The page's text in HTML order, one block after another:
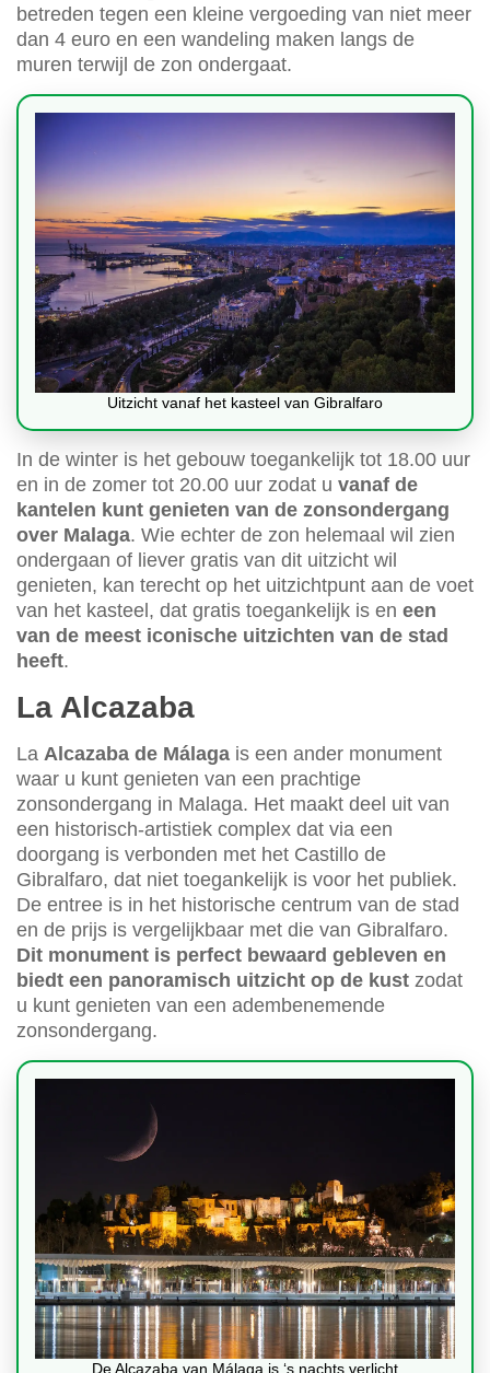
betreden tegen een kleine vergoeding van niet meer
dan 4 euro en een wandeling maken langs de
muren terwijl de zon ondergaat.
Uitzicht vanaf het kasteel van Gibralfaro
In de winter is het gebouw toegankelijk tot 18.00 uur
en in de zomer tot 20.00 uur zodat u vanaf de
kantelen kunt genieten van de zonsondergang
over Malaga. Wie echter de zon helemaal wil zien
ondergaan of liever gratis van dit uitzicht wil
genieten, kan terecht op het uitzichtpunt aan de voet
van het kasteel, dat gratis toegankelijk is en een
van de meest iconische uitzichten van de stad
heeft.
La Alcazaba
La Alcazaba de Málaga is een ander monument
waar u kunt genieten van een prachtige
zonsondergang in Malaga. Het maakt deel uit van
een historisch-artistiek complex dat via een
doorgang is verbonden met het Castillo de
Gibralfaro, dat niet toegankelijk is voor het publiek.
De entree is in het historische centrum van de stad
en de prijs is vergelijkbaar met die van Gibralfaro.
Dit monument is perfect bewaard gebleven en
biedt een panoramisch uitzicht op de kust zodat
u kunt genieten van een adembenemende
zonsondergang.
De Alcazaba van Málaga is ‘s nachts verlicht